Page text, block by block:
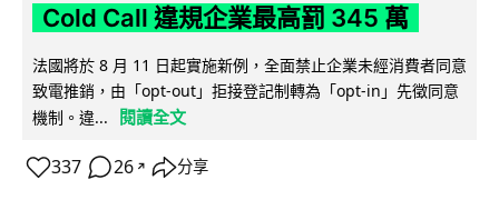
Cold Call 違規企業最高罰 345 萬
法國將於 8 月 11 日起實施新例，全面禁止企業未經消費者同意
致電推銷，由「opt-out」拒接登記制轉為「opt-in」先徵同意
機制。違...
閱讀全文
337 26 ↗ 分享